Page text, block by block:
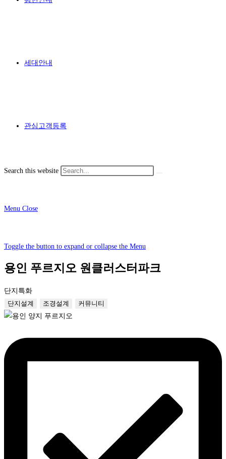
세대안내
관심고객등록
Search this website
Menu Close
Toggle the button to expand or collapse the Menu
용인 푸르지오 원클러스터파크
단지특화
단지설계
조경설계 커뮤니티